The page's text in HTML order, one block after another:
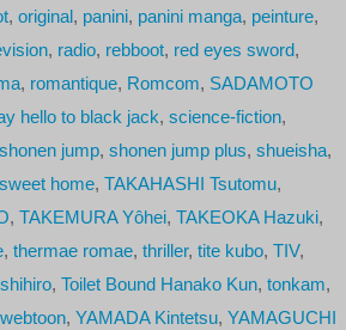
, original, panini, panini manga, peinture,
, radio, rebboot, red eyes sword,
, romantique, Romcom, SADAMOTO
hello to black jack, science-fiction,
shonen jump, shonen jump plus, shueisha,
sweet home, TAKAHASHI Tsutomu,
, TAKEMURA Yôhei, TAKEOKA Hazuki,
, thermae romae, thriller, tite kubo, TIV,
, Toilet Bound Hanako Kun, tonkam,
webtoon, YAMADA Kintetsu, YAMAGUCHI